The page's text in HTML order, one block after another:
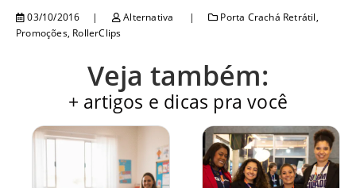
03/10/2016 Alternativa Porta Crachá Retrátil,
Promoções, RollerClips
Veja também:
+ artigos e dicas pra você